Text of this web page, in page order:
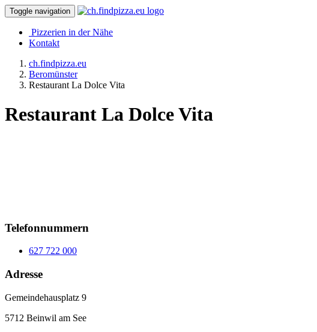
Toggle navigation
Pizzerien in der Nähe
Kontakt
ch.findpizza.eu
Beromünster
Restaurant La Dolce Vita
Restaurant La Dolce Vita
Telefonnummern
627 722 000
Adresse
Gemeindehausplatz 9
5712 Beinwil am See